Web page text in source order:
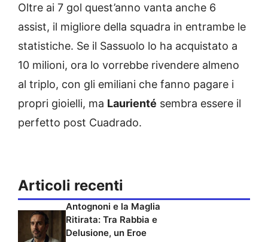
Oltre ai 7 gol quest’anno vanta anche 6
assist, il migliore della squadra in entrambe le
statistiche. Se il Sassuolo lo ha acquistato a
10 milioni, ora lo vorrebbe rivendere almeno
al triplo, con gli emiliani che fanno pagare i
propri gioielli, ma Laurienté sembra essere il
perfetto post Cuadrado.
Articoli recenti
Antognoni e la Maglia
Ritirata: Tra Rabbia e
Delusione, un Eroe